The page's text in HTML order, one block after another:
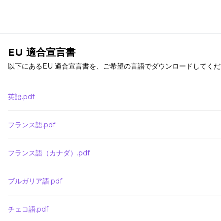
EU 適合宣言書
以下にあるEU 適合宣言書を、ご希望の言語でダウンロードしてく
英語.pdf
フランス語.pdf
フランス語（カナダ）.pdf
ブルガリア語.pdf
チェコ語.pdf